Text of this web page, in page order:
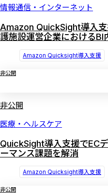
情報通信・インターネット
Amazon QuickSight導入
護施設運営企業におけるBI
Amazon Quicksight導入支援
非公開
非公開
医療・ヘルスケア
QuickSight導入支援でEC
ーマンス課題を解消
Amazon Quicksight導入支援
非公開